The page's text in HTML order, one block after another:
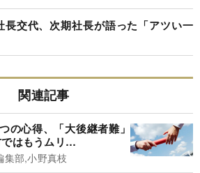
長交代、次期社長が語った「アツい一
関連記事
の心得、「大後継者難」
はもうムリ…
集部,小野真枝